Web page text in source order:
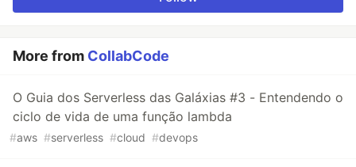
More from CollabCode
O Guia dos Serverless das Galáxias #3 - Entendendo o
ciclo de vida de uma função lambda
#aws #serverless #cloud #devops